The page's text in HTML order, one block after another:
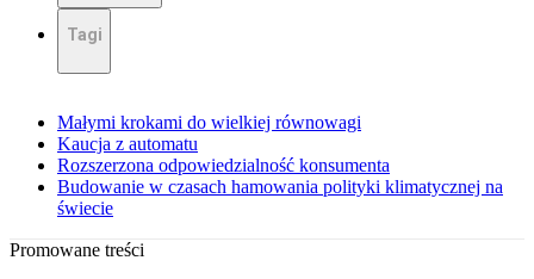
Tagi
Małymi krokami do wielkiej równowagi
Kaucja z automatu
Rozszerzona odpowiedzialność konsumenta
Budowanie w czasach hamowania polityki klimatycznej na
świecie
Promowane treści